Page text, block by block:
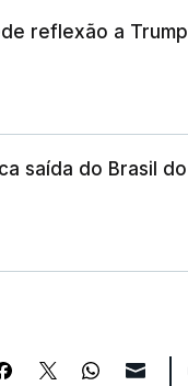
reflexão a Trump
saída do Brasil do